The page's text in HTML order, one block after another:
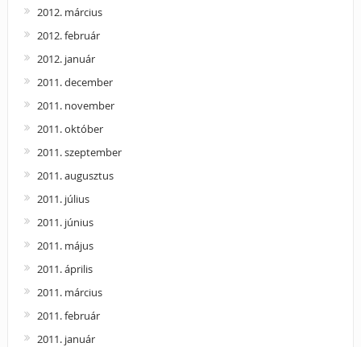
2012. március
2012. február
2012. január
2011. december
2011. november
2011. október
2011. szeptember
2011. augusztus
2011. július
2011. június
2011. május
2011. április
2011. március
2011. február
2011. január